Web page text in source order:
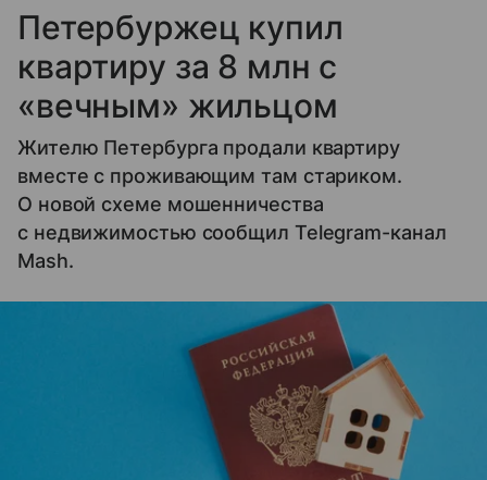
Петербуржец купил
квартиру за 8 млн с
«вечным» жильцом
Жителю Петербурга продали квартиру
вместе с проживающим там стариком.
О новой схеме мошенничества
с недвижимостью сообщил Telegram-канал
Mash.